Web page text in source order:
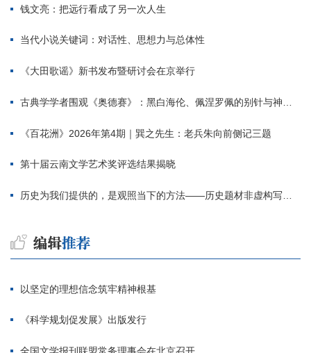
钱文亮：把远行看成了另一次人生
当代小说关键词：对话性、思想力与总体性
《大田歌谣》新书发布暨研讨会在京举行
古典学学者围观《奥德赛》：黑白海伦、佩涅罗佩的别针与神秘入侵者
《百花洲》2026年第4期｜巽之先生：老兵朱向前侧记三题
第十届云南文学艺术奖评选结果揭晓
历史为我们提供的，是观照当下的方法——历史题材非虚构写作多人谈
以坚定的理想信念筑牢精神根基
《科学规划促发展》出版发行